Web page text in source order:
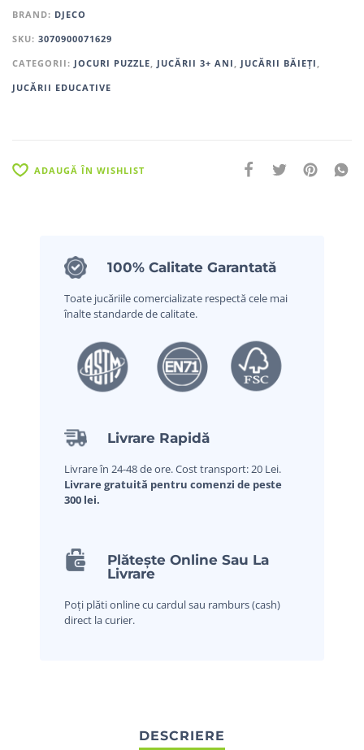
BRAND: DJECO
SKU: 3070900071629
CATEGORII: JOCURI PUZZLE JUCĂRII 3+ ANI JUCĂRII BĂIEȚI
JUCĂRII EDUCATIVE
ADAUGĂ ÎN WISHLIST
100% Calitate Garantată
Toate jucăriile comercializate respectă cele mai
înalte standarde de calitate.
Livrare Rapidă
Livrare în 24-48 de ore. Cost transport: 20 Lei.
Livrare gratuită pentru comenzi de peste
300 lei.
Plătește Online Sau La
Livrare
Poți plăti online cu cardul sau ramburs (cash)
direct la curier.